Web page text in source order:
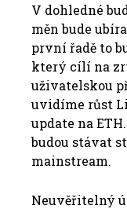
V dohledné
měn bude
první řadě to
který cílí na
uživatelskou
uvidíme růst
update na
budou stávat
mainstream.
Neuvěřitelný